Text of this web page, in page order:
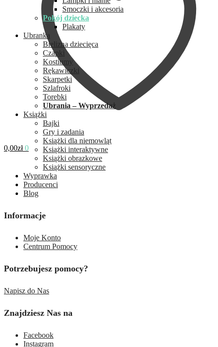
0,00zł 0
Smoczki i akcesoria
Pokój dziecka
Plakaty
Ubranka
Bielizna dziecięca
Czapki
Kostiumy
Rękawiczki
Skarpetki
Szlafroki
Torebki
Ubrania – Wyprzedaż
Książki
Bajki
Gry i zadania
Książki dla niemowląt
Książki interaktywne
Książki obrazkowe
Książki sensoryczne
Wyprawka
Producenci
Blog
Informacje
Moje Konto
Centrum Pomocy
Potrzebujesz pomocy?
Napisz do Nas
Znajdziesz Nas na
Facebook
Instagram